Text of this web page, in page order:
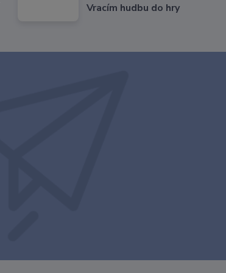
Vracím hudbu do hry